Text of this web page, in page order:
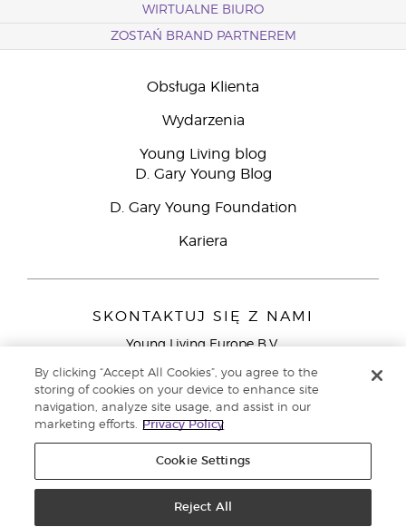
WIRTUALNE BIURO
ZOSTAŃ BRAND PARTNEREM
Obsługa Klienta
Wydarzenia
Young Living blog
D. Gary Young Blog
D. Gary Young Foundation
Kariera
SKONTAKTUJ SIĘ Z NAMI
Young Living Europe B.V.
9727 AJ Groningen
Young Living Europe Ltd - Europejska siedziba
główna:+44 (0) 20 3935 9000
zastrzeżone. |Polityka prywatności
By clicking “Accept All Cookies”, you agree to the
storing of cookies on your device to enhance site
navigation, analyze site usage, and assist in our
marketing efforts.
Privacy Policy
Cookie Settings
Reject All